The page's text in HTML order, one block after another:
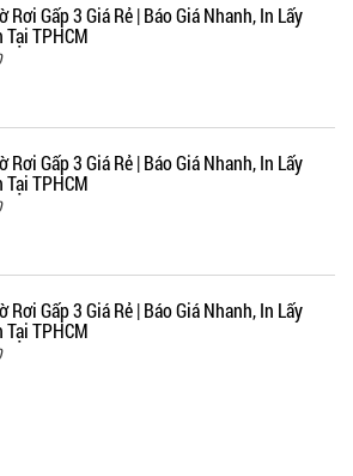
Rơi Gấp 3 Giá Rẻ | Báo Giá Nhanh, In Lấy
Tại TPHCM
Rơi Gấp 3 Giá Rẻ | Báo Giá Nhanh, In Lấy
Tại TPHCM
Rơi Gấp 3 Giá Rẻ | Báo Giá Nhanh, In Lấy
Tại TPHCM